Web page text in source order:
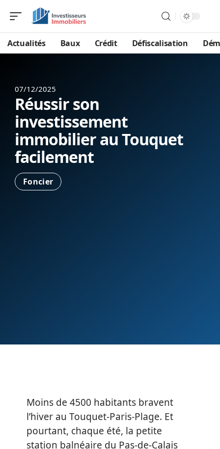
Actualités Baux Crédit Défiscalisation
07/12/2025
Réussir son
investissement
immobilier au Touquet
facilement
Foncier
Moins de 4500 habitants bravent
l’hiver au Touquet-Paris-Plage. Et
pourtant, chaque été, la petite
station balnéaire du Pas-de-Calais